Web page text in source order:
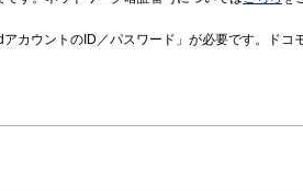
カウントのID／パスワード」が必要です。ドコ